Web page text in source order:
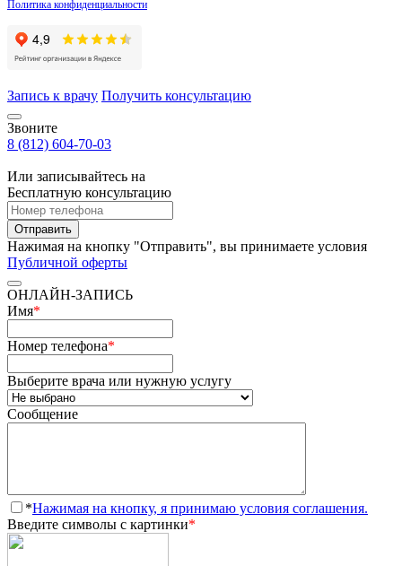
Политика конфиденциальности
Запись к врачу Получить консультацию
Звоните
8 (812) 604-70-03
Или записывайтесь на
Бесплатную консультацию
Отправить
Нажимая на кнопку "Отправить", вы принимаете условия
Публичной оферты
ОНЛАЙН-ЗАПИСЬ
Имя*
Номер телефона*
Выберите врача или нужную услугу
Сообщение
*Нажимая на кнопку, я принимаю условия соглашения.
Введите символы с картинки*